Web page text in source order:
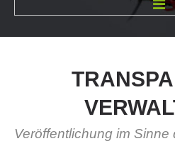
Veröffentlichung im Sinne